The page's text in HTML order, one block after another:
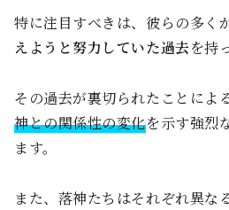
特に注目すべきは、彼らの多く
えようと努力していた過去を持
その過去が裏切られたことによ
神との関係性の変化を示す強烈
ます。
また、落神たちはそれぞれ異な